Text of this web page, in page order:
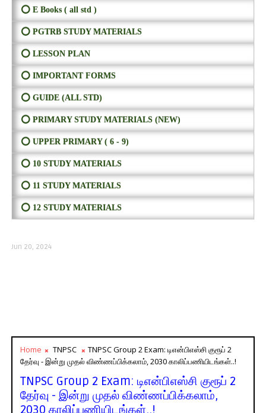
⭕ E Books ( all std )
⭕ PGTRB STUDY MATERIALS
⭕ LESSON PLAN
⭕ IMPORTANT FORMS
⭕ GUIDE (ALL STD)
⭕ PRIMARY STUDY MATERIALS (NEW)
⭕ UPPER PRIMARY ( 6 - 9)
⭕ 10 STUDY MATERIALS
⭕ 11 STUDY MATERIALS
⭕ 12 STUDY MATERIALS
Jun 20, 2024
Home TNPSC
TNPSC Group 2 Exam: டிஎன்பிஎஸ்சி குரூப் 2
தேர்வு - இன்று முதல் விண்ணப்பிக்கலாம், 2030 காலிப்பணியிடங்கள்..!
TNPSC Group 2 Exam: டிஎன்பிஎஸ்சி குரூப் 2
தேர்வு - இன்று முதல் விண்ணப்பிக்கலாம்,